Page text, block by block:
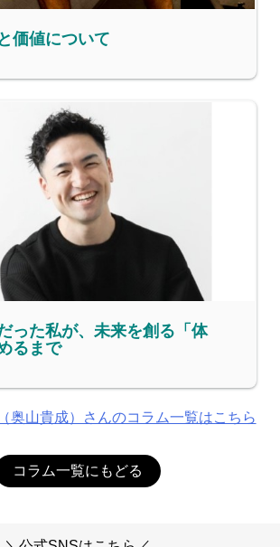
価値について
った私が、未来を創る「体
るまで
奥山貴成）さんのコラム一覧はこちら
コラム一覧にもどる